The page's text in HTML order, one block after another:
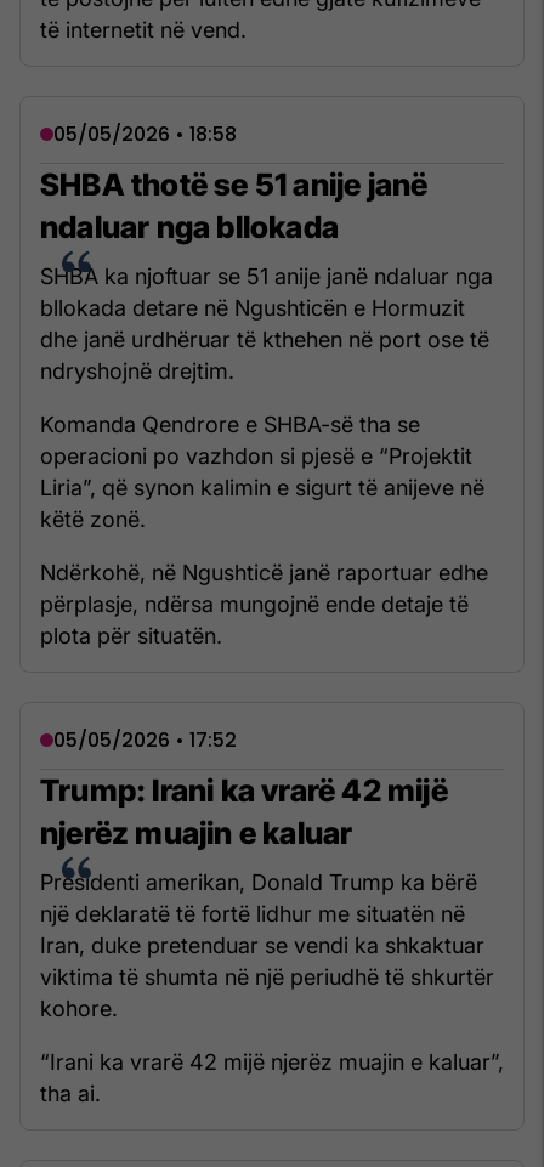
të internetit në vend.
05/05/2026 • 18:58
SHBA thotë se 51 anije janë
ndaluar nga bllokada
SHBA ka njoftuar se 51 anije janë ndaluar nga
bllokada detare në Ngushticën e Hormuzit
dhe janë urdhëruar të kthehen në port ose të
ndryshojnë drejtim.
Komanda Qendrore e SHBA-së tha se
operacioni po vazhdon si pjesë e “Projektit
Liria”, që synon kalimin e sigurt të anijeve në
këtë zonë.
Ndërkohë, në Ngushticë janë raportuar edhe
përplasje, ndërsa mungojnë ende detaje të
plota për situatën.
05/05/2026 • 17:52
Trump: Irani ka vrarë 42 mijë
njerëz muajin e kaluar
Presidenti amerikan, Donald Trump ka bërë
një deklaratë të fortë lidhur me situatën në
Iran, duke pretenduar se vendi ka shkaktuar
viktima të shumta në një periudhë të shkurtër
kohore.
“Irani ka vrarë 42 mijë njerëz muajin e kaluar”,
tha ai.